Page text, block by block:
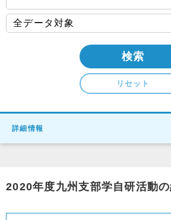
検索
リセット
詳細情報
2020年度九州支部学自研活動